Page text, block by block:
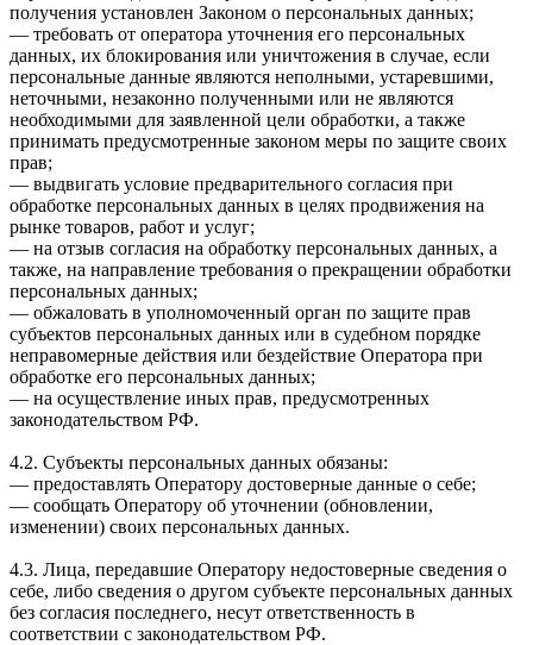
получения установлен Законом о персональных данных;
— требовать от оператора уточнения его персональных
данных, их блокирования или уничтожения в случае, если
персональные данные являются неполными, устаревшими,
неточными, незаконно полученными или не являются
необходимыми для заявленной цели обработки, а также
принимать предусмотренные законом меры по защите своих
прав;
— выдвигать условие предварительного согласия при
обработке персональных данных в целях продвижения на
рынке товаров, работ и услуг;
— на отзыв согласия на обработку персональных данных, а
также, на направление требования о прекращении обработки
персональных данных;
— обжаловать в уполномоченный орган по защите прав
субъектов персональных данных или в судебном порядке
неправомерные действия или бездействие Оператора при
обработке его персональных данных;
— на осуществление иных прав, предусмотренных
законодательством РФ.
4.2. Субъекты персональных данных обязаны:
— предоставлять Оператору достоверные данные о себе;
— сообщать Оператору об уточнении (обновлении,
изменении) своих персональных данных.
4.3. Лица, передавшие Оператору недостоверные сведения о
себе, либо сведения о другом субъекте персональных данных
без согласия последнего, несут ответственность в
соответствии с законодательством РФ.